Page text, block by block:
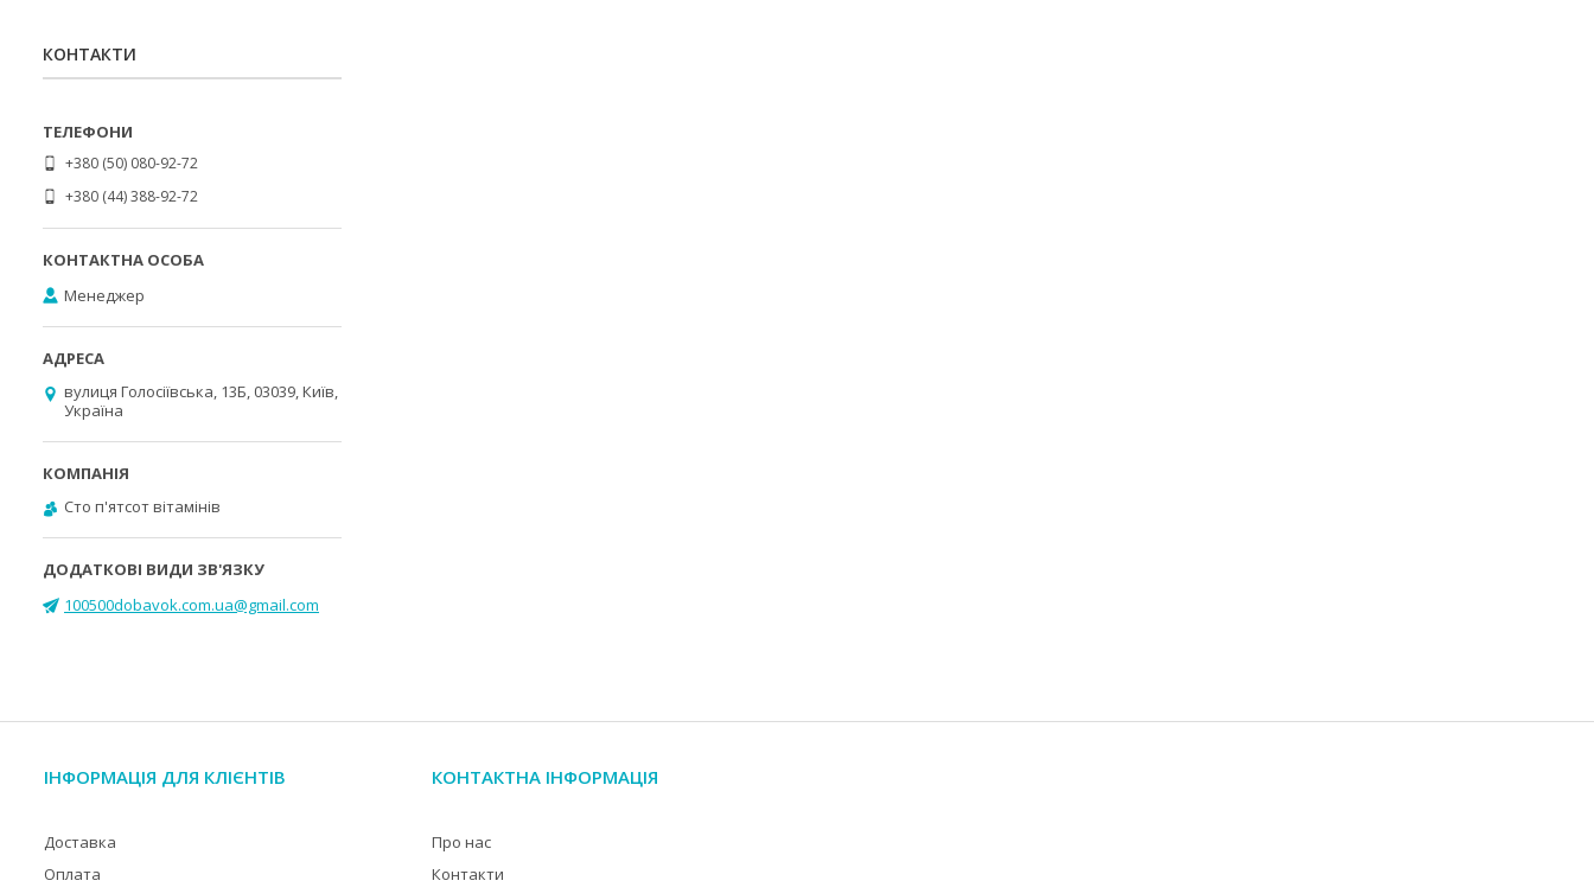
КОНТАКТИ
+380 (50) 080-92-72
+380 (44) 388-92-72
Менеджер
вулиця Голосіївська, 13Б, 03039, Київ,
Україна
Cто п'ятсот вітамінів
100500dobavok.com.ua@gmail.com
ІНФОРМАЦІЯ ДЛЯ КЛІЄНТІВ
Доставка
Оплата
КОНТАКТНА ІНФОРМАЦІЯ
Про нас
Контакти